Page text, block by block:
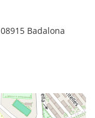
08915 Badalona